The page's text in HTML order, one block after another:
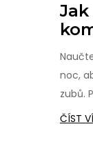
noc,
zubů.
ČÍST